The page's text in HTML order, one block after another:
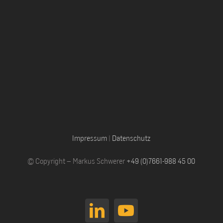
Impressum | Datenschutz
© Copyright – Markus Schwerer +49 (0)7661-988 45 00
LinkedInYouTube